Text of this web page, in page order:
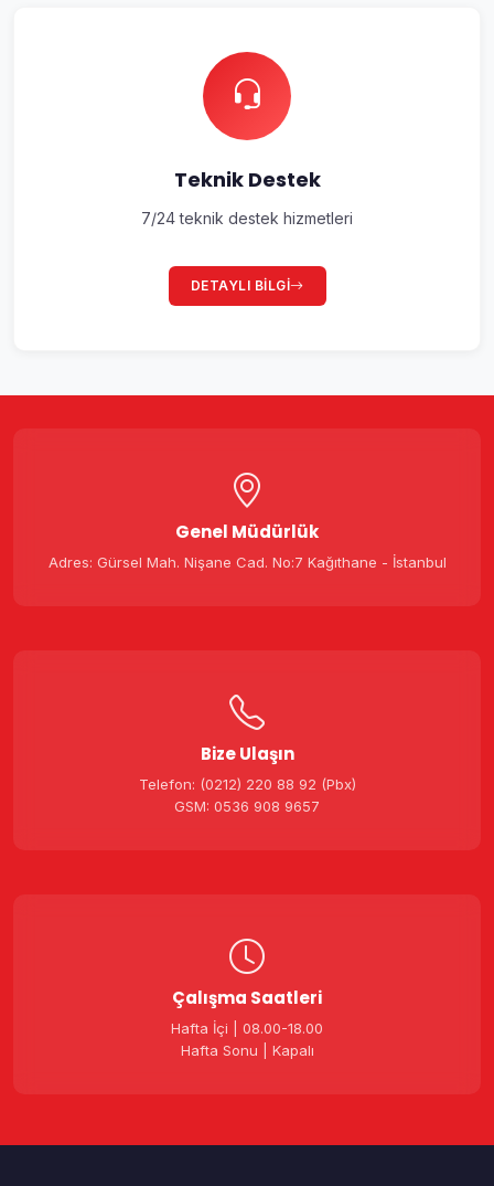
Teknik Destek
7/24 teknik destek hizmetleri
DETAYLI BILGI
Genel Müdürlük
Adres: Gürsel Mah. Nişane Cad. No:7 Kağıthane - İstanbul
Bize Ulaşın
Telefon: (0212) 220 88 92 (Pbx)
GSM: 0536 908 9657
Çalışma Saatleri
Hafta İçi | 08.00-18.00
Hafta Sonu | Kapalı